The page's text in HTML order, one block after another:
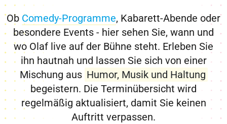
Ob Comedy-Programme, Kabarett-Abende oder
besondere Events - hier sehen Sie, wann und
wo Olaf live auf der Bühne steht. Erleben Sie
ihn hautnah und lassen Sie sich von einer
Mischung aus Humor, Musik und Haltung
begeistern. Die Terminübersicht wird
regelmäßig aktualisiert, damit Sie keinen
Auftritt verpassen.